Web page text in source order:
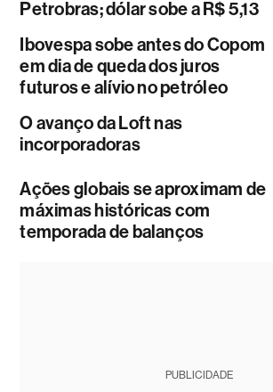
Petrobras; dólar sobe a R$ 5,13
Ibovespa sobe antes do Copom
em dia de queda dos juros
futuros e alívio no petróleo
O avanço da Loft nas
incorporadoras
Ações globais se aproximam de
máximas históricas com
temporada de balanços
PUBLICIDADE